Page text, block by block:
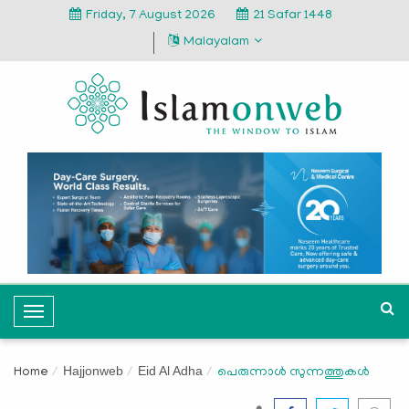
Friday, 7 August 2026
21 Safar 1448
Malayalam
T
o
g
Home Hajjonweb Eid Al Adha പെരുന്നാള്‍ സുന്നത്തുകള്‍